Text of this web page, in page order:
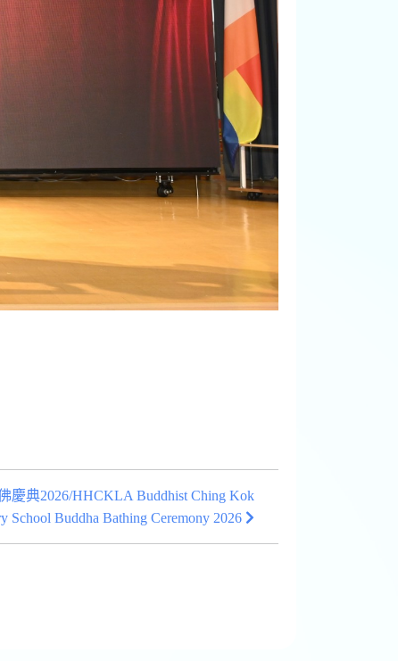
慶典2026/HHCKLA Buddhist Ching Kok
School Buddha Bathing Ceremony 2026